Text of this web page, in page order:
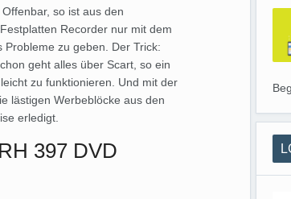
so ist aus den
Recorder nur mit dem
Probleme zu geben. Der Trick:
geht alles über Scart, so ein
zu funktionieren. Und mit der
lästigen Werbeblöcke aus den
erledigt.
397 DVD